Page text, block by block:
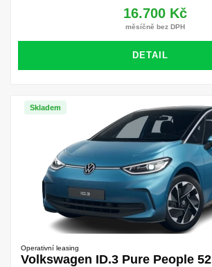
16.700 Kč
měsíčně bez DPH
DETAIL
Skladem
Operativní leasing
Volkswagen ID.3 Pure People 52